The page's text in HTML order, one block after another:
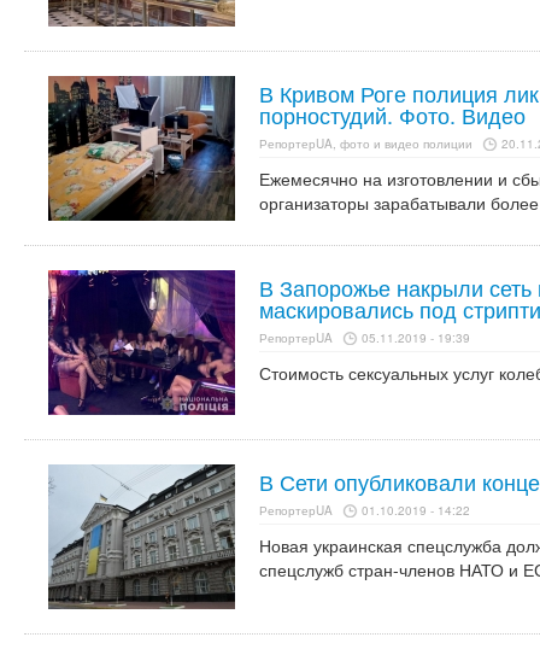
В Кривом Роге полиция
порностудий. Фото. Видео
РепортерUA, фото и видео полиции
Ежемесячно на изготовлении и
организаторы зарабатывали
В Запорожье накрыли
маскировались под
РепортерUA 05.11.2019 - 19:39
Стоимость сексуальных услуг
В Сети опубликовали
РепортерUA 01.10.2019 - 14:22
Новая украинская спецслужба
спецслужб стран-членов НАТО и